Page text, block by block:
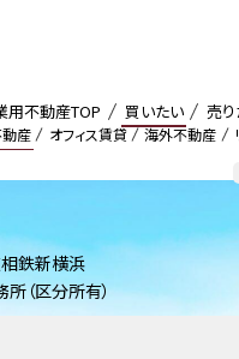
産 オフィス賃貸 海外不動産
用不動産TOP 買いたい 売
鉄新横浜
所（区分所有）